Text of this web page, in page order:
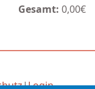
Gesamt: 0,00€
|Login